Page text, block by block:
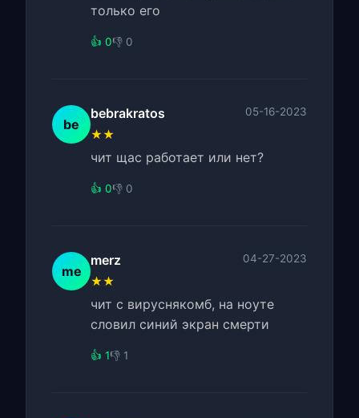
только его
👍 0👎 0
be
bebrakratos 05-16-2023
★★
чит щас работает или нет?
👍 0👎 0
me
merz 04-27-2023
★★
чит с вируснякомб, на ноуте
словил синий экран смерти
👍 1👎 1